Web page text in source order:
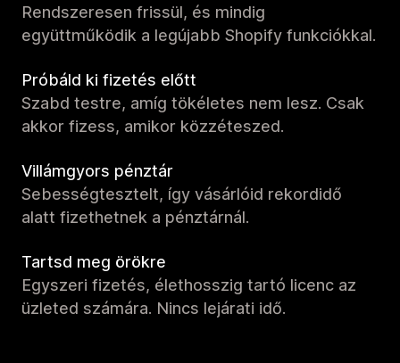
Rendszeresen frissül, és mindig
együttműködik a legújabb Shopify funkciókkal.
Próbáld ki fizetés előtt
Szabd testre, amíg tökéletes nem lesz. Csak
akkor fizess, amikor közzéteszed.
Villámgyors pénztár
Sebességtesztelt, így vásárlóid rekordidő
alatt fizethetnek a pénztárnál.
Tartsd meg örökre
Egyszeri fizetés, élethosszig tartó licenc az
üzleted számára. Nincs lejárati idő.